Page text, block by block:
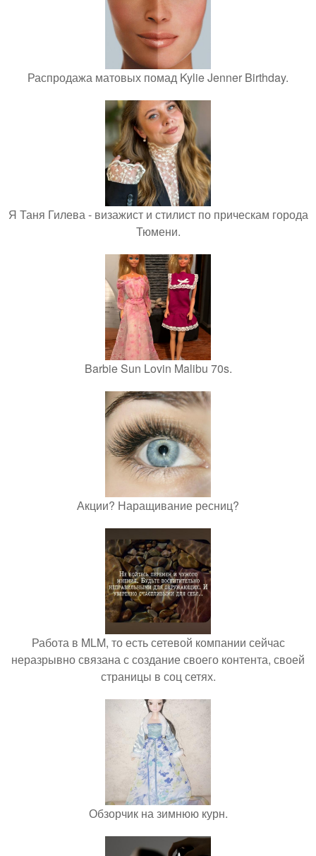
Распродажа матовых помад Kylie Jenner Birthday.
Я Таня Гилева - визажист и стилист по прическам города
Тюмени.
Barbie Sun Lovin Malibu 70s.
Акции? Наращивание ресниц?
Работа в MLM, то есть сетевой компании сейчас
неразрывно связана с создание своего контента, своей
страницы в соц сетях.
Обзорчик на зимнюю курн.